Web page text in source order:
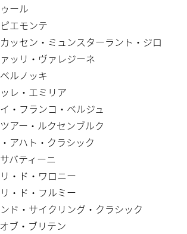
ール
エモンテ
ッセン・ミュンスターラント・ジロ
ッリ・ヴァレジーネ
ルノッキ
レ・エミリア
・フランコ・ベルジュ
アー・ルクセンブルク
アハト・クラシック
バティーニ
・ド・ワロニー
・ド・フルミー
ド・サイクリング・クラシック
ブ・ブリテン